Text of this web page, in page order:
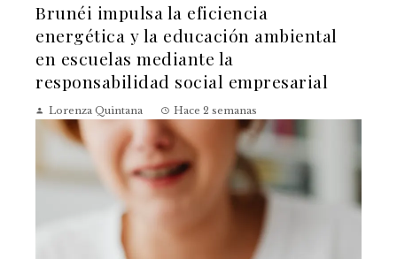
Brunéi impulsa la eficiencia
energética y la educación ambiental
en escuelas mediante la
responsabilidad social empresarial
Lorenza Quintana Hace 2 semanas